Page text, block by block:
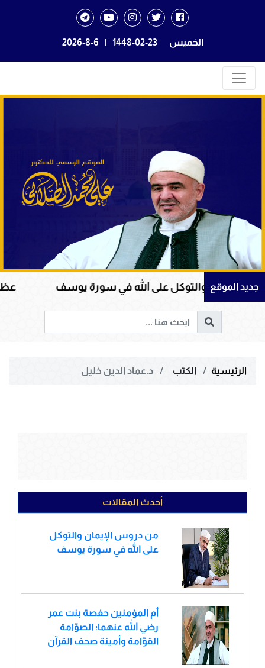
الخميس 1448-02-23
|
2026-8-6
جديد الموقع
والتوكل على الله في سورة يوسف عظمة
الرئيسية الكتب د.عماد الدين خليل
أحدث المقالات
من دروس الإيمان والتوكل
على الله في سورة يوسف
أم المؤمنين حفصة بنت عمر
رضي الله عنهما؛ الصوّامة
القوّامة وأمينة صحف القرآن